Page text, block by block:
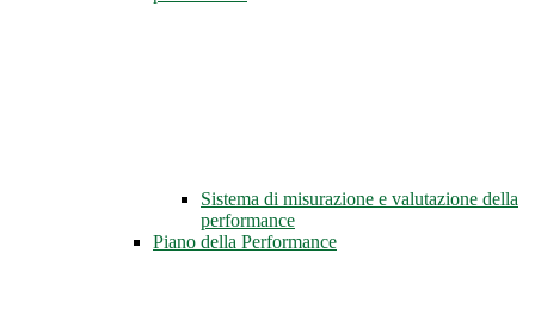
Sistema di misurazione e valutazione della
performance
Piano della Performance